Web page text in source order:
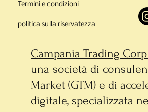
Termini e condizioni
politica sulla riservatezza
Campania Trading Corp
una società di
Market (GTM) e di
digitale, specializzata